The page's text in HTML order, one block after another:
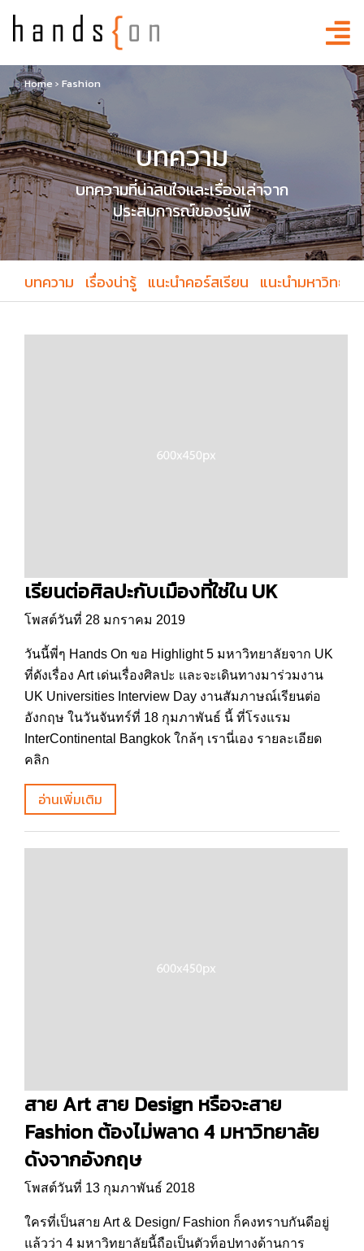
Home › Fashion
บทความ
บทความที่น่าสนใจและเรื่องเล่าจาก
ประสบการณ์ของรุ่นพี่
บทความ เรื่องน่ารู้ แนะนำคอร์สเรียน แนะนำมหาวิทยา
เรียนต่อศิลปะกับเมืองที่ใช่ใน UK
โพสต์วันที่ 28 มกราคม 2019
วันนี้พี่ๆ Hands On ขอ Highlight 5 มหาวิทยาลัยจาก UK
ที่ดังเรื่อง Art เด่นเรื่องศิลปะ และจะเดินทางมาร่วมงาน
UK Universities Interview Day งานสัมภาษณ์เรียนต่อ
อังกฤษ ในวันจันทร์ที่ 18 กุมภาพันธ์ นี้ ที่โรงแรม
InterContinental Bangkok ใกล้ๆ เรานี่เอง รายละเอียด
คลิก
อ่านเพิ่มเติม
สาย Art สาย Design หรือจะสาย
Fashion ต้องไม่พลาด 4 มหาวิทยาลัย
ดังจากอังกฤษ
โพสต์วันที่ 13 กุมภาพันธ์ 2018
ใครที่เป็นสาย Art & Design/ Fashion ก็คงทราบกันดีอยู่
แล้วว่า 4 มหาวิทยาลัยนี้ถือเป็นตัวท็อปทางด้านการ